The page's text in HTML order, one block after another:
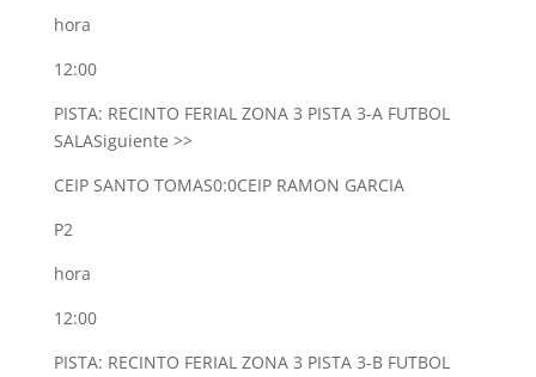
hora
12:00
PISTA: RECINTO FERIAL ZONA 3 PISTA 3-A FUTBOL
SALASiguiente >>
CEIP SANTO TOMAS0:0CEIP RAMON GARCIA
P2
hora
12:00
PISTA: RECINTO FERIAL ZONA 3 PISTA 3-B FUTBOL